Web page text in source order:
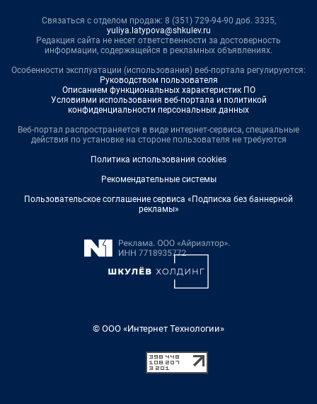
Связаться с отделом продаж: 8 (351) 729-94-90 доб. 3335,
yuliya.latypova@shkulev.ru
Редакция сайта не несет ответственности за достоверность
информации, содержащейся в рекламных объявлениях.
Особенности эксплуатации (использования) веб-портала регулируются:
Руководством пользователя
Описанием функциональных характеристик ПО
Условиями использования веб-портала и политикой
конфиденциальности персональных данных
Веб-портал распространяется в виде интернет-сервиса, специальные
действия по установке на стороне пользователя не требуются
Политика использования cookies
Рекомендательные системы
Пользовательское соглашение сервиса «Подписка без баннерной
рекламы»
© ООО «Интернет Технологии»